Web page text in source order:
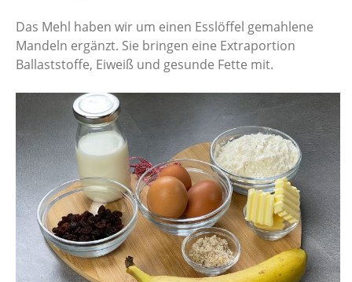
Das Mehl haben wir um einen Esslöffel gemahlene
Mandeln ergänzt. Sie bringen eine Extraportion
Ballaststoffe, Eiweiß und gesunde Fette mit.